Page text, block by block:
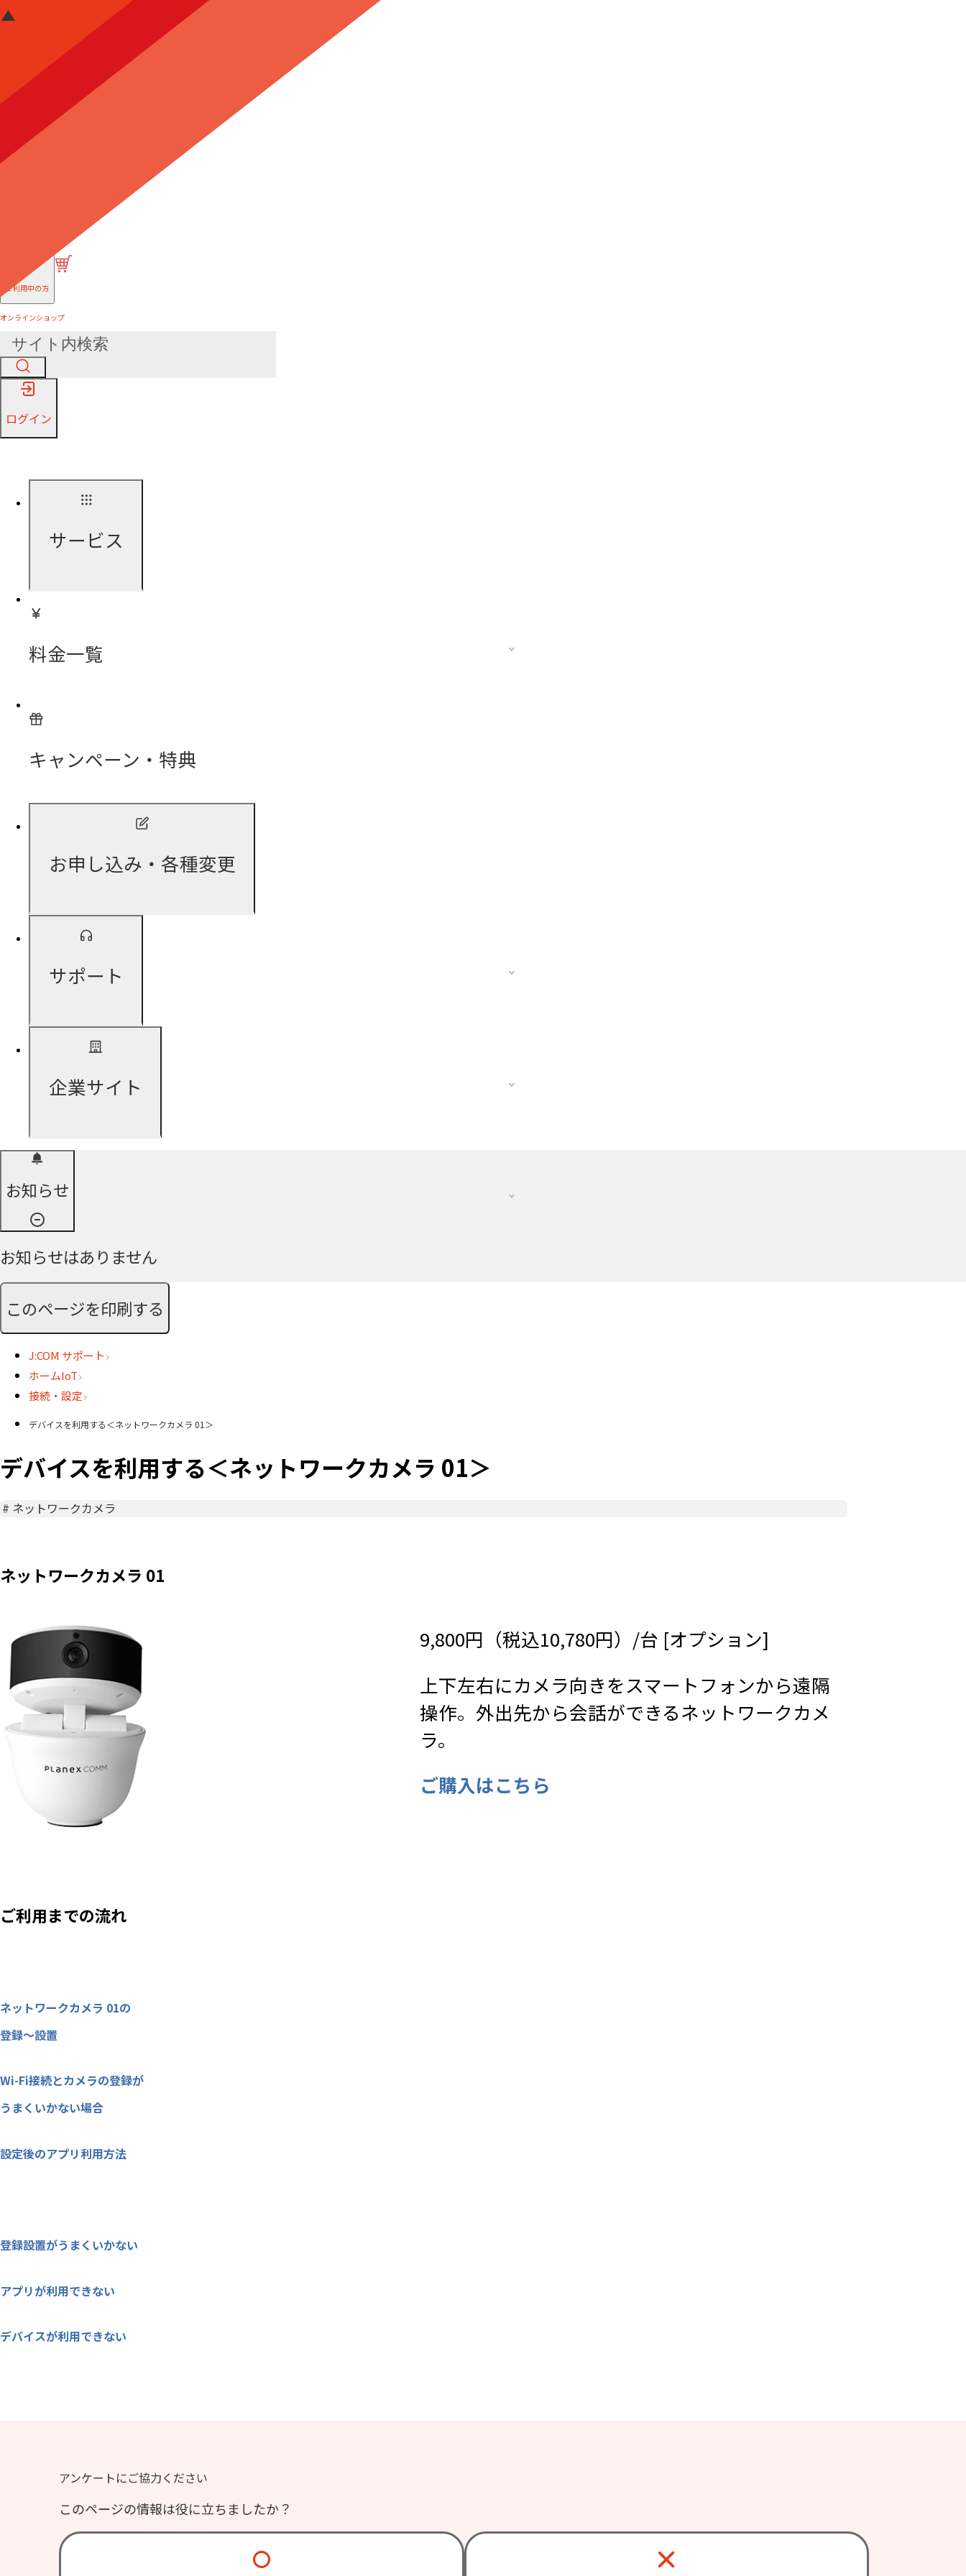
ご利用中の方
オンラインショップ
ログイン
サービス
料金一覧
キャンペーン・特典
お申し込み・各種変更
サポート
企業サイト
お知らせ
お知らせはありません
このページを印刷する
J:COM サポート
ホームIoT
接続・設定
デバイスを利用する＜ネットワークカメラ 01＞
デバイスを利用する＜ネットワークカメラ 01＞
# ネットワークカメラ
ネットワークカメラ 01
9,800円（税込10,780円）/台 [オプション]
上下左右にカメラ向きをスマートフォンから遠隔
操作。外出先から会話ができるネットワークカメ
ラ。
ご購入はこちら
ご利用までの流れ
ネットワークカメラ 01の
登録～設置
Wi-Fi接続とカメラの登録が
うまくいかない場合
設定後のアプリ利用方法
登録設置がうまくいかない
アプリが利用できない
デバイスが利用できない
アンケートにご協力ください
このページの情報は役に立ちましたか？